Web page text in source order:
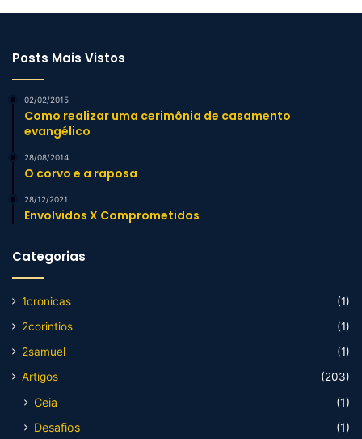
Posts Mais Vistos
02/02/2015
Como realizar uma cerimônia de casamento
evangélico
28/08/2014
O corvo e a raposa
28/12/2021
Envolvidos X Comprometidos
Categorias
1cronicas
(1)
2corintios
(1)
2samuel
(1)
Artigos
(203)
Ceia
(1)
Desafios
(1)